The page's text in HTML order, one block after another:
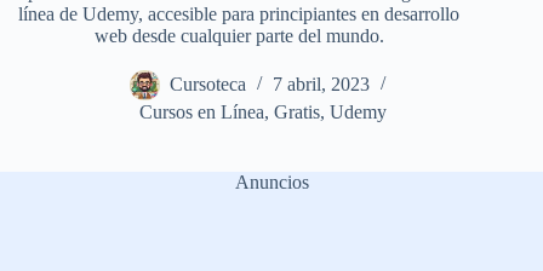
línea de Udemy, accesible para principiantes en desarrollo
web desde cualquier parte del mundo.
Cursoteca
7 abril, 2023
Cursos en Línea,Gratis,Udemy
Anuncios